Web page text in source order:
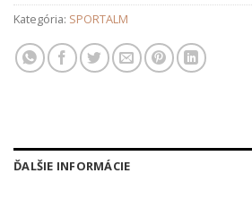
Kategória: SPORTALM
ĎALŠIE INFORMÁCIE